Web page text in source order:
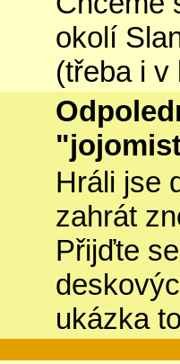
okolí
(třeba i v
Hráli jse
zahrát
Přijďte
ukázka